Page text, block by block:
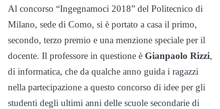
Al concorso “Ingegnamoci 2018” del Politecnico di
Milano, sede di Como, si è portato a casa il primo,
secondo, terzo premio e una menzione speciale per il
docente. Il professore in questione è Gianpaolo Rizzi,
di informatica, che da qualche anno guida i ragazzi
nella partecipazione a questo concorso di idee per gli
studenti degli ultimi anni delle scuole secondarie di